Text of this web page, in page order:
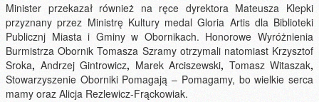
Minister przekazał również na ręce dyrektora Mateusza Klepki
przyznany przez Ministrę Kultury medal Gloria Artis dla Biblioteki
Publicznj Miasta i Gminy w Obornikach. Honorowe Wyróżnienia
Burmistrza Obornik Tomasza Szramy otrzymali natomiast Krzysztof
Sroka, Andrzej Gintrowicz, Marek Arciszewski, Tomasz Witaszak,
Stowarzyszenie Oborniki Pomagają – Pomagamy, bo wielkie serca
mamy oraz Alicja Rezlewicz-Frąckowiak.